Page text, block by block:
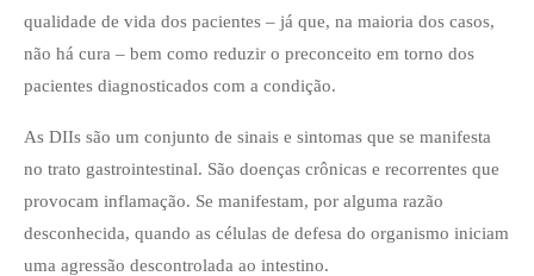
qualidade de vida dos pacientes – já que, na maioria dos casos,
não há cura – bem como reduzir o preconceito em torno dos
pacientes diagnosticados com a condição.
As DIIs são um conjunto de sinais e sintomas que se manifesta
no trato gastrointestinal. São doenças crônicas e recorrentes que
provocam inflamação. Se manifestam, por alguma razão
desconhecida, quando as células de defesa do organismo iniciam
uma agressão descontrolada ao intestino.